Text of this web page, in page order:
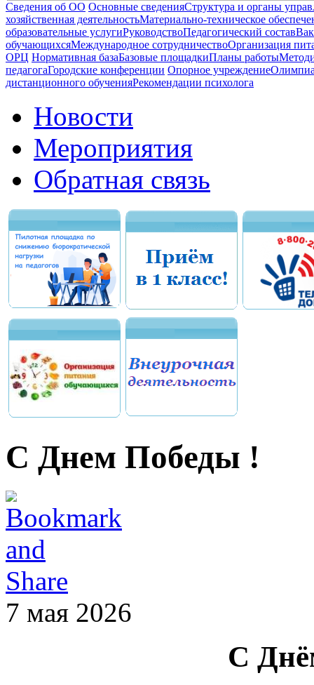
Сведения об ОО Основные сведенияСтруктура и органы
хозяйственная деятельностьМатериально-техническое
образовательные услугиРуководствоПедагогический состав
обучающихсяМеждународное сотрудничествоОрганизация
ОРЦ Нормативная базаБазовые площадкиПланы работы
педагогаГородские конференции Опорное учреждение
дистанционного обученияРекомендации психолога
Новости
Мероприятия
Обратная связь
С Днем Победы !
7 мая 2026
С